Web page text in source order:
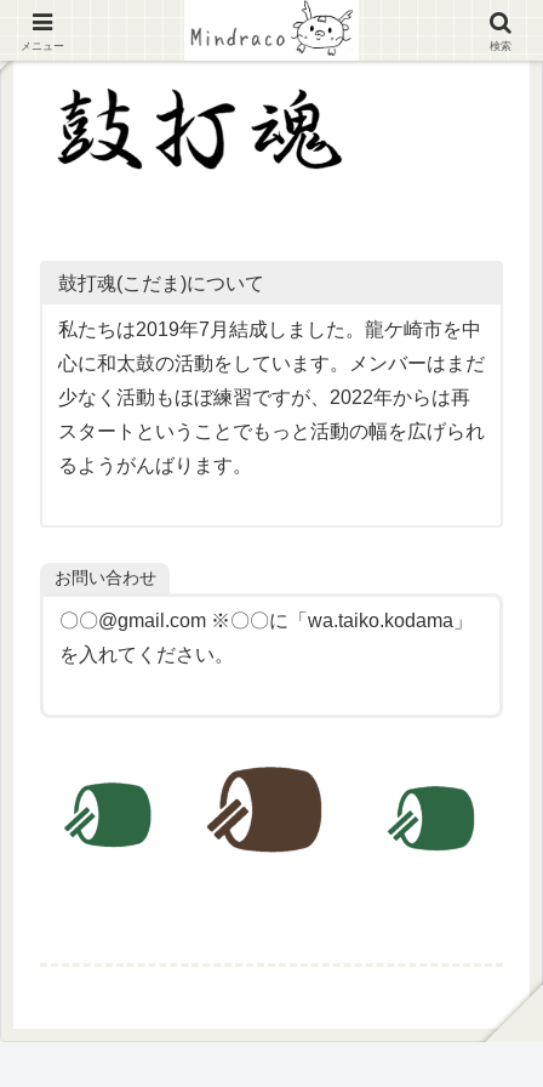
鼓打魂(こだま)について
私たちは2019年7月結成しました。龍ケ崎市を中
心に和太鼓の活動をしています。メンバーはまだ
少なく活動もほぼ練習ですが、2022年からは再
スタートということでもっと活動の幅を広げられ
るようがんばります。
お問い合わせ
〇〇@gmail.com ※〇〇に「wa.taiko.kodama」
を入れてください。
メニュー 検索